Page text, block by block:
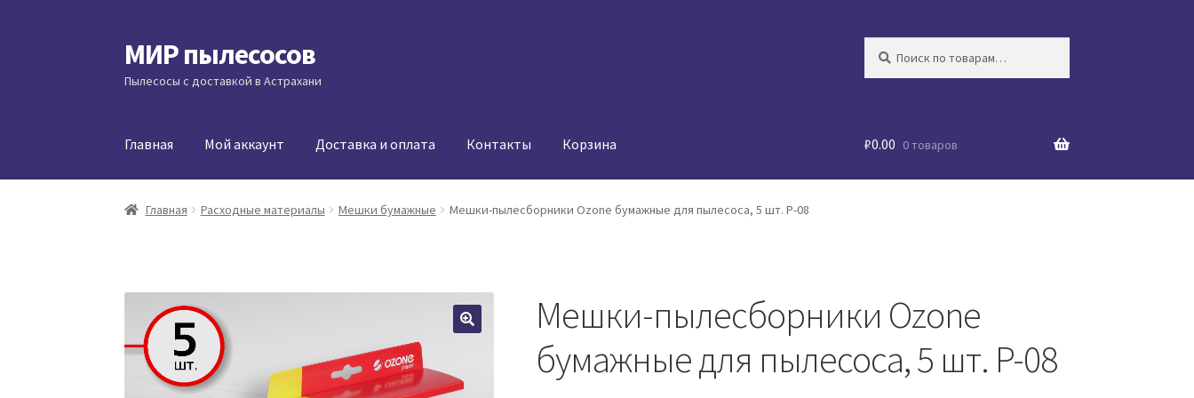
Перейти
к
навигации
Перейти
к
содержимому
МИР пылесосов
Пылесосы с доставкой в Астрахани
Главная Мой аккаунт Доставка и оплата Контакты Корзина ₽0.00 0 товаров
Главная Расходные материалы Мешки бумажные Мешки-пылесборники Ozone бумажные для пылесоса, 5 шт. P-08
Мешки-пылесборники Ozone
бумажные для пылесоса, 5 шт. P-08